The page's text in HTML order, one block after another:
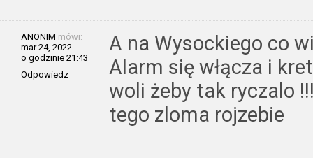
ANONIM mówi:
mar 24, 2022
o godzinie 21:43
Odpowiedz
A na Wysockiego co
Alarm się włącza i
woli żeby tak ryczalo
tego zloma rojzebie